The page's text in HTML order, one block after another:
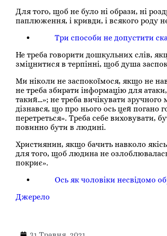
Для того, щоб не було ні образи, ні
паплюження, і кривди, і всякого роду
Три способи не допустити
Не треба говорити дошкульних слів,
зміцнитися в терпінні, щоб душа
Ми ніколи не заспокоїмося, якщо не
не треба збирати інформацію для
такий…»; не треба вичікувати
дізнався, що про нього ось цей погано
перетреться». Треба себе виховувати,
повинно бути в людині.
Християнин, якщо бачить навколо
для того, щоб людина не
покриє».
Ось як чоловіки несвідомо
Джерело